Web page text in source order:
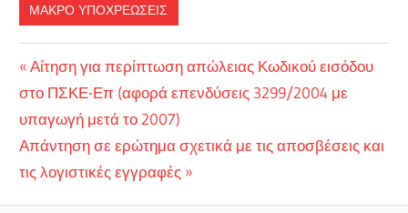
ΜΑΚΡΟ ΥΠΟΧΡΕΩΣΕΙΣ
Πλοήγηση
άρθρων
Previous
Post:
Αίτηση για περίπτωση απώλειας Κωδικού εισόδου
στο ΠΣΚΕ-Επ (αφορά επενδύσεις 3299/2004 με
υπαγωγή μετά το 2007)
Next
Post:
Απάντηση σε ερώτημα σχετικά με τις αποσβέσεις και
τις λογιστικές εγγραφές